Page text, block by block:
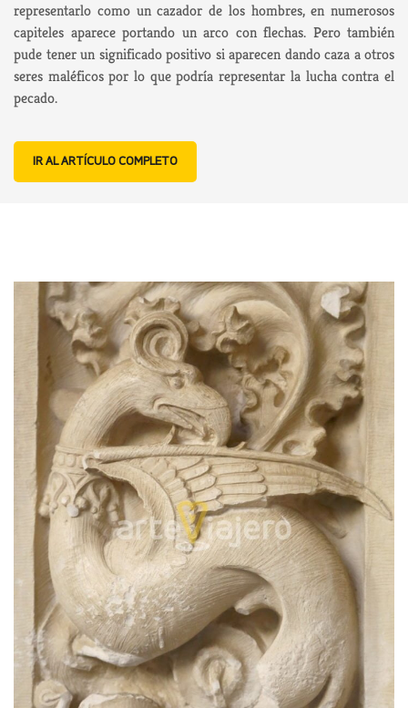
representarlo como un cazador de los hombres, en numerosos
capiteles aparece portando un arco con flechas. Pero también
pude tener un significado positivo si aparecen dando caza a otros
seres maléficos por lo que podría representar la lucha contra el
pecado.
IR AL ARTÍCULO COMPLETO